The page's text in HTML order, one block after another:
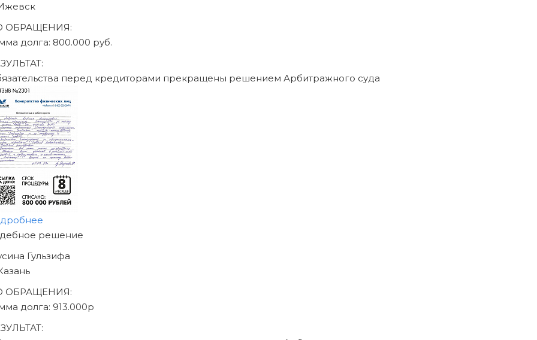
ОБРАЩЕНИЯ:
долга: 470.000 руб.
перед кредиторами прекращены решением Арбитражного суда
ИЗБАВЛЯТЬСЯ
ДОЛГОВ
СЕГОДНЯ!
на консультацию